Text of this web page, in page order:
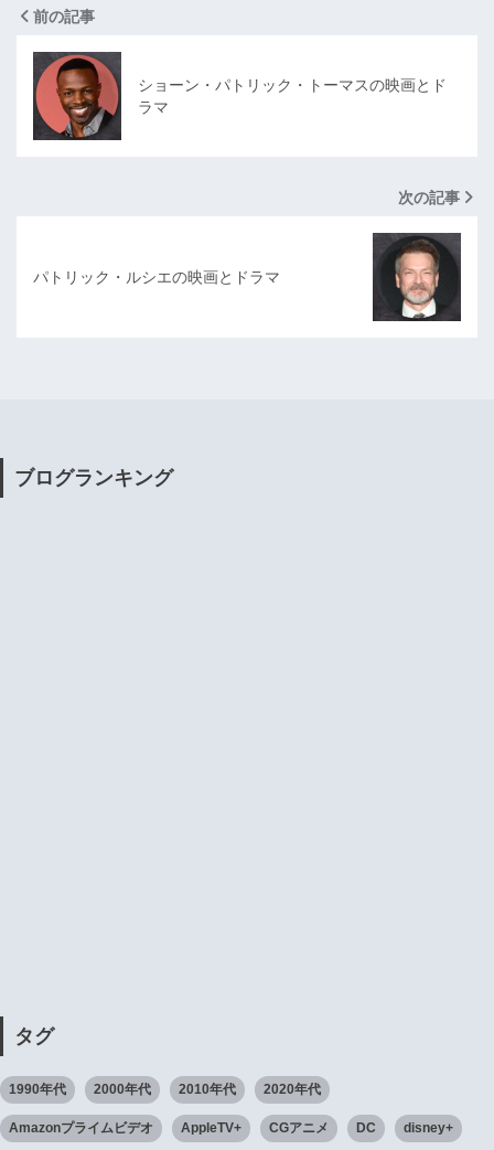
前の記事
ショーン・パトリック・トーマスの映画とド
ラマ
次の記事
パトリック・ルシエの映画とドラマ
ブログランキング
タグ
1990年代 2000年代 2010年代 2020年代
Amazonプライムビデオ AppleTV+ CGアニメ DC disney+